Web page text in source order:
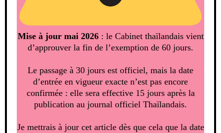
Mise à jour mai 2026: le Cabinet thaïlandais vient
d’approuver la fin de l’exemption de 60 jours.
Le passage à 30 jours est officiel, mais la date
d’entrée en vigueur exacte n’est pas encore
confirmée : elle sera effective 15 jours après la
publication au journal officiel Thaïlandais.
Je mettrais à jour cet article dès que cela que la date